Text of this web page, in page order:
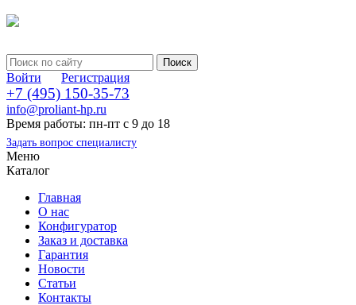
Войти Регистрация
+7 (495) 150-35-73
info@proliant-hp.ru
Время работы: пн-пт с 9 до 18
Задать вопрос специалисту
Меню
Каталог
Главная
О нас
Конфигуратор
Заказ и доставка
Гарантия
Новости
Статьи
Контакты